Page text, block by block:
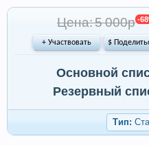
Цена: 5 000р -
+ Участвовать $
Основной
Резервный
Тип: